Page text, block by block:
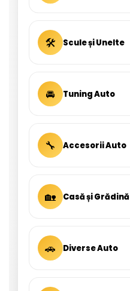
🛠 Scule și Unelte
🚘 Tuning Auto
🔧 Accesorii Auto
🏡 Casă și Grădină
🚗 Diverse Auto